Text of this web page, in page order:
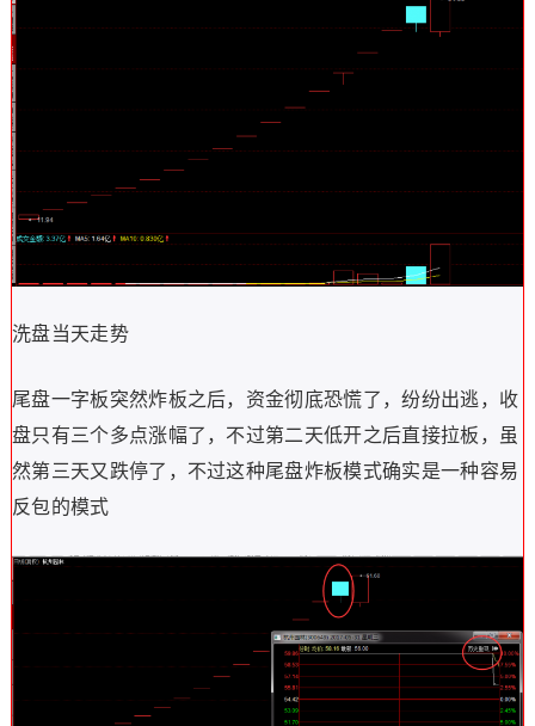
洗盘当天走势
尾盘一字板突然炸板之后，资金彻底恐慌了，纷纷出逃，收
盘只有三个多点涨幅了，不过第二天低开之后直接拉板，虽
然第三天又跌停了，不过这种尾盘炸板模式确实是一种容易
反包的模式